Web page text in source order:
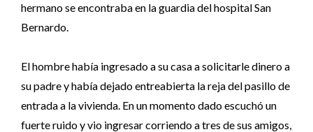
hermano se encontraba en la guardia del hospital San
Bernardo.
El hombre había ingresado a su casa a solicitarle dinero a
su padre y había dejado entreabierta la reja del pasillo de
entrada a la vivienda. En un momento dado escuchó un
fuerte ruido y vio ingresar corriendo a tres de sus amigos,